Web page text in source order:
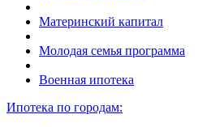
Материнский капитал
Молодая семья программа
Военная ипотека
Ипотека по городам: